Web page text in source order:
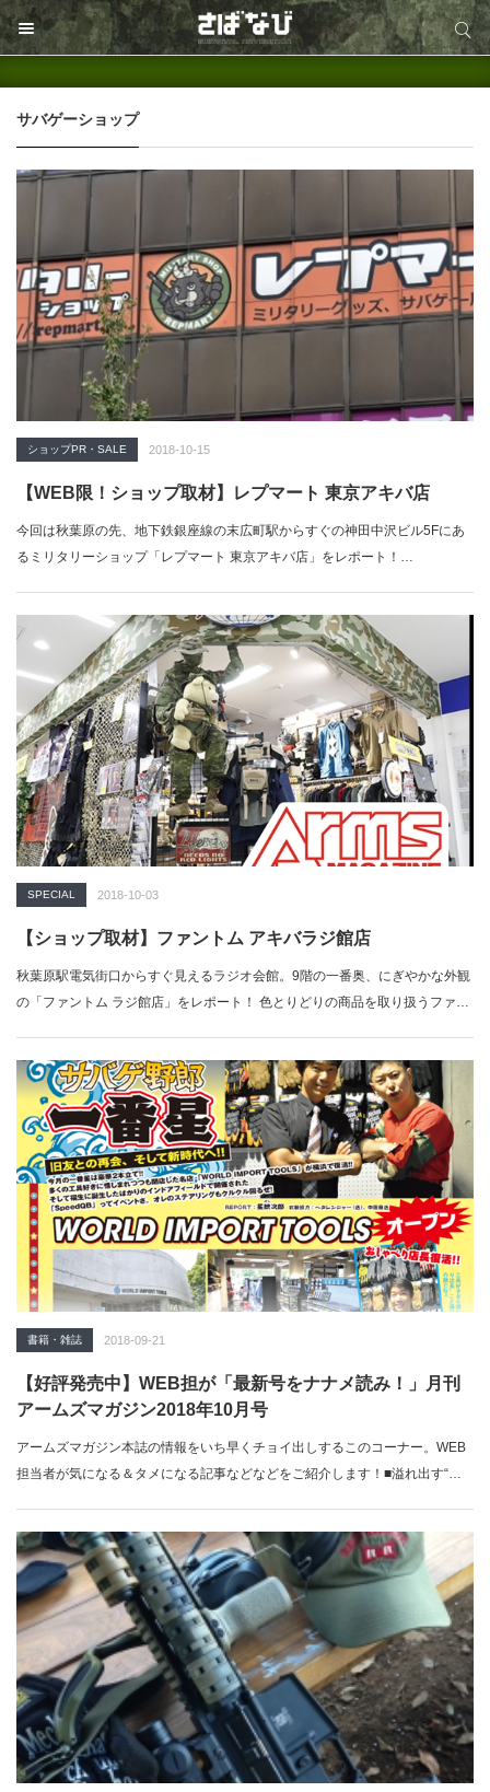
サイト内検索
サバゲーショップ
ショップPR・SALE 2018-10-15
【WEB限！ショップ取材】レプマート 東京アキバ店
今回は秋葉原の先、地下鉄銀座線の末広町駅からすぐの神田中沢ビル5Fにあ
るミリタリーショップ「レプマート 東京アキバ店」をレポート！…
SPECIAL 2018-10-03
【ショップ取材】ファントム アキバラジ館店
秋葉原駅電気街口からすぐ見えるラジオ会館。9階の一番奥、にぎやかな外観
の「ファントム ラジ館店」をレポート！ 色とりどりの商品を取り扱うファン
書籍・雑誌 2018-09-21
【好評発売中】WEB担が「最新号をナナメ読み！」月刊
アームズマガジン2018年10月号
アームズマガジン本誌の情報をいち早くチョイ出しするこのコーナー。WEB
担当者が気になる＆タメになる記事などなどをご紹介します！■溢れ出す“グ
サイト内検索